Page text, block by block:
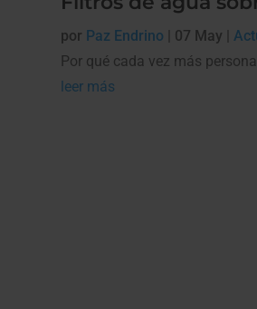
por Paz Endrino 07 May |
Por qué cada vez más
leer más